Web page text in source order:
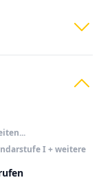
I + weitere